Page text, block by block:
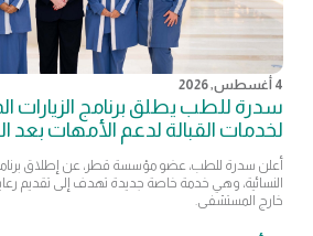
4 أغسطس, 2026
سدرة للطب يطلق برنامج الزيارات
لخدمات القبالة لدعم الأمهات بعد
أعلن سدرة للطب، عضو مؤسسة قطر، عن إطلاق برنامج
النسائية، وهي خدمة خاصة جديدة تهدف إلى تقديم
خارج المستشفى.